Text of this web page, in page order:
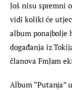
Još nisu spremni
vidi koliki će
album ponajbolje
događanja iz
članova FmJam
Album “Putanja”